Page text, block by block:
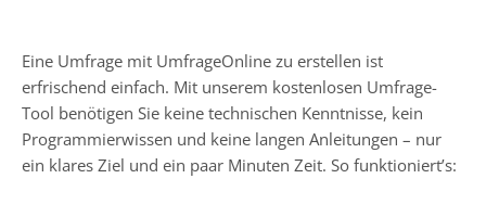
Eine Umfrage mit UmfrageOnline zu erstellen ist
erfrischend einfach. Mit unserem kostenlosen Umfrage-
Tool benötigen Sie keine technischen Kenntnisse, kein
Programmierwissen und keine langen Anleitungen – nur
ein klares Ziel und ein paar Minuten Zeit. So funktioniert’s: